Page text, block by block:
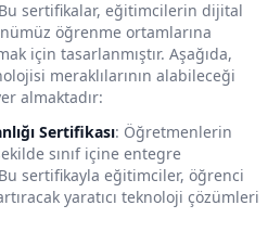
sertifikalar, eğitimcilerin dijital
öğrenme ortamlarına
için tasarlanmıştır. Aşağıda,
meraklılarının alabileceği
almaktadır:
Sertifikası: Öğretmenlerin
sınıf içine entegre
sertifikayla eğitimciler, öğrenci
yaratıcı teknoloji çözümleri